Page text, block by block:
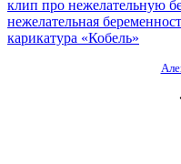
клип про нежелательную
нежелательная
карикатура «Кобель»